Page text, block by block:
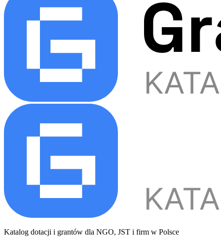
Katalog dotacji i grantów dla NGO, JST i firm w Polsce